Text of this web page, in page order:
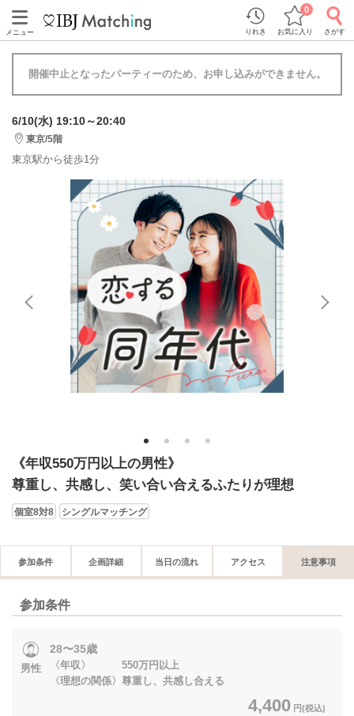
メニュー りれき お気に入り
0
さがす
開催中止となったパーティーのため、お申し込みができません。
6/10(水) 19:10～20:40
東京/5階
東京駅から徒歩1分
1 2 3 4
《年収550万円以上の男性》
尊重し、共感し、笑い合い合えるふたりが理想
個室8対8 シングルマッチング
参加条件 企画詳細 当日の流れ アクセス 注意事項
参加条件
男性
28〜35歳
〈年収〉 550万円以上
〈理想の関係〉尊重し、共感し合える
4,400 円(税込)